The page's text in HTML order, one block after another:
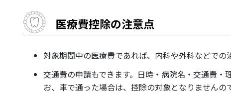
医療費控除の注意点
対象期間中の医療費であれば、内科や外科などでの
交通費の申請もできます。日時・病院名・交通費
お、車で通った場合は、控除の対象となりませんの